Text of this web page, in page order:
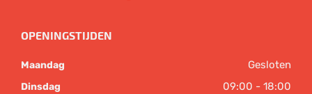
OPENINGSTIJDEN
Maandag Gesloten
Dinsdag 09:00 - 18:00